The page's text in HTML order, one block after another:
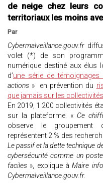
de neige chez leurs
territoriaux les moins
Par
Cybermalveillance.gouv.fr
volet (*) de son
numérique destiné aux élus
d’une série de témoignages
actions » en prévention du
que jamais sur les
En 2019, 1 200 collectivités
sur la plateforme. « Ce
observe le groupement
représentent 2 % des
Le passif et la dette technique
cybersécurité comme un
faciles », explique àMaire info
Cybermalveillance.gouv.fr.